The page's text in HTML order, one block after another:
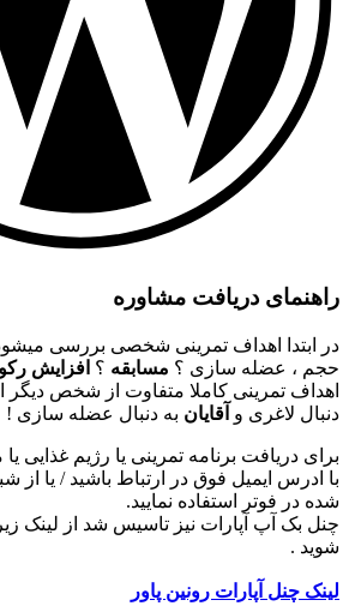
راهنمای دریافت مشاوره
در ابتدا اهداف تمرینی شخصی بررسی
حجم ، عضله سازی ؟ مسابقه ؟ افزایش
اهداف تمرینی کاملا متفاوت از شخص دیگر
دنبال لاغری و آقایان به دنبال عضله سازی !
برای دریافت برنامه تمرینی یا رژیم غذایی
با ادرس ایمیل فوق در ارتباط باشید / یا از
شده در فوتر استفاده نمایید.
چنل بک آپ آپارات نیز تاسیس شد از لینک
شوید .
لینک چنل آپارات رونین پاور